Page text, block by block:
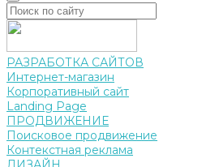
РАЗРАБОТКА САЙТОВ
Интернет-магазин
Корпоративный сайт
Landing Page
ПРОДВИЖЕНИЕ
Поисковое продвижение
Контекстная реклама